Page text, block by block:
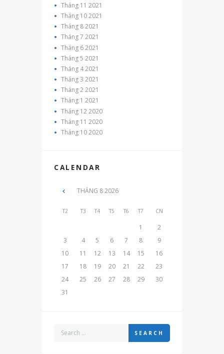
Tháng 112021
Tháng 102021
Tháng 82021
Tháng 72021
Tháng 62021
Tháng 52021
Tháng 42021
Tháng 32021
Tháng 22021
Tháng 12021
Tháng 122020
Tháng 112020
Tháng 102020
CALENDAR
THÁNG 82026
T2 T3 T4 T5 T6 T7 CN
1
2
3
4 5 6 7 8
9
10
11 12 13 14 15
16
17
18 19 20 21 22
23
24
25 26 27 28 29
30
31
SEARCH